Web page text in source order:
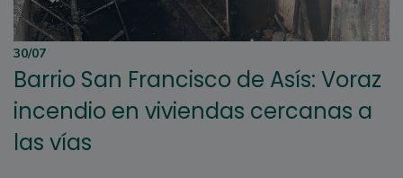
30/07
Barrio San Francisco de Asís: Voraz
incendio en viviendas cercanas a
las vías